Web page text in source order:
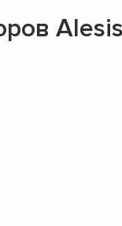
Alesis